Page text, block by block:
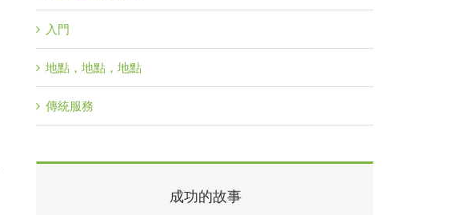
入門
地點，地點，地點
傳統服務
成功的故事